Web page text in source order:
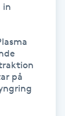
in
på